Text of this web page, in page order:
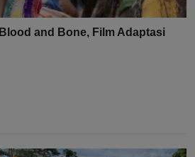
and Bone, Film Adaptasi